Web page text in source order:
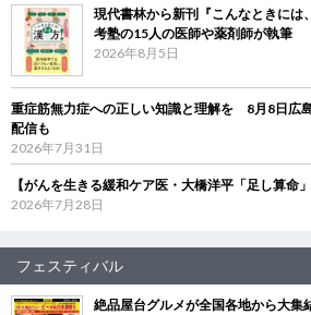
現代書林から新刊『こんなときに
考塾の15人の医師や薬剤師が執筆
2026年8月5日
重症筋無力症への正しい知識と理解を 8月8日広
配信も
2026年7月31日
【がんを生きる緩和ケア医・大橋洋平「足し算命
2026年7月28日
フェスティバル
絶品屋台グルメが全国各地から大